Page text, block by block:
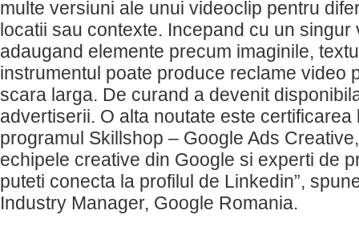
multe versiuni ale unui videoclip pentru
locatii sau contexte. Incepand cu un singur
adaugand elemente precum imaginile,
instrumentul poate produce reclame video
scara larga. De curand a devenit
advertiserii. O alta noutate este certificarea
programul Skillshop – Google Ads
echipele creative din Google si experti de
puteti conecta la profilul de Linkedin”,
Industry Manager, Google Romania.